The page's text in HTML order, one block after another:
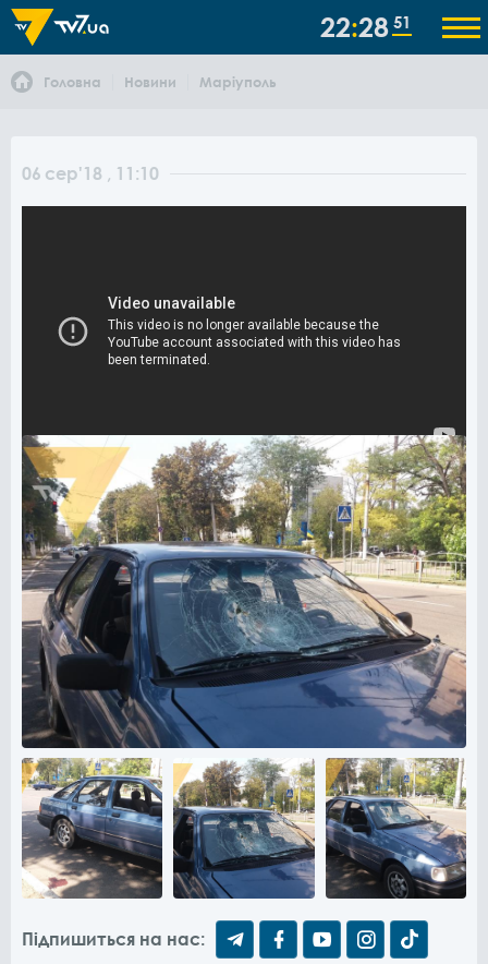
22 28 51
Головна Новини Маріуполь
06 сер'18 , 11:10
Підпишиться на нас: